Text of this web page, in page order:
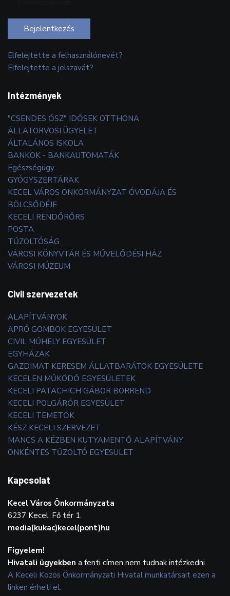
Bejelentkezés
Elfelejtette a felhasználónevét?
Elfelejtette a jelszavát?
Intézmények
"CSENDES ŐSZ" IDŐSEK OTTHONA
ÁLLATORVOSI ÜGYELET
ÁLTALÁNOS ISKOLA
BANKOK - BANKAUTOMATÁK
Egészségügy
GYÓGYSZERTÁRAK
KECEL VÁROS ÖNKORMÁNYZAT ÓVODÁJA ÉS
BÖLCSŐDÉJE
KECELI RENDŐRŐRS
POSTA
TŰZOLTÓSÁG
VÁROSI KÖNYVTÁR ÉS MŰVELŐDÉSI HÁZ
VÁROSI MÚZEUM
Civil szervezetek
ALAPÍTVÁNYOK
APRÓ GOMBOK EGYESÜLET
CIVIL MŰHELY EGYESÜLET
EGYHÁZAK
GAZDIMAT KERESEM ÁLLATBARÁTOK EGYESÜLETE
KECELEN MŰKÖDŐ EGYESÜLETEK
KECELI PATACHICH GÁBOR BORREND
KECELI POLGÁRŐR EGYESÜLET
KECELI TEMETŐK
KÉSZ KECELI SZERVEZET
MANCS A KÉZBEN KUTYAMENTŐ ALAPÍTVÁNY
ÖNKÉNTES TŰZOLTÓ EGYESÜLET
Kapcsolat
Kecel Város Önkormányzata
6237 Kecel, Fő tér 1.
media(kukac)kecel(pont)hu
Figyelem!
Hivatali ügyekben a fenti címen nem tudnak intézkedni.
A Keceli Közös Önkormányzati Hivatal munkatársait ezen a
linken érheti el: